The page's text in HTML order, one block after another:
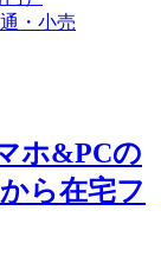
・小売
ホ&PCの
ら在宅フ